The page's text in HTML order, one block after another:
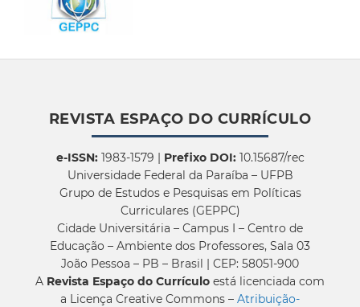
REVISTA ESPAÇO DO CURRÍCULO
e-ISSN:1983-1579 | Prefixo DOI:10.15687/rec
Universidade Federal da Paraíba – UFPB
Grupo de Estudos e Pesquisas em Políticas
Curriculares (GEPPC)
Cidade Universitária – Campus I – Centro de
Educação – Ambiente dos Professores, Sala 03
João Pessoa – PB – Brasil | CEP: 58051-900
A Revista Espaço do Currículo está licenciada com
a Licença Creative Commons – Atribuição-